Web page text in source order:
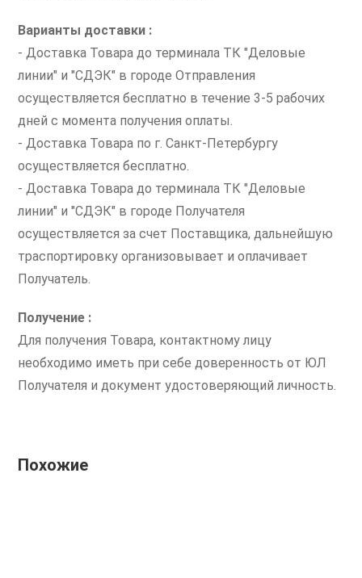
Варианты доставки :
- Доставка Товара до терминала ТК "Деловые
линии" и "СДЭК" в городе Отправления
осуществляется бесплатно в течение 3-5 рабочих
дней с момента получения оплаты.
- Доставка Товара по г. Санкт-Петербургу
осуществляется бесплатно.
- Доставка Товара до терминала ТК "Деловые
линии" и "СДЭК" в городе Получателя
осуществляется за счет Поставщика, дальнейшую
траспортировку организовывает и оплачивает
Получатель.
Получение :
Для получения Товара, контактному лицу
необходимо иметь при себе доверенность от ЮЛ
Получателя и документ удостоверяющий личность.
Похожие